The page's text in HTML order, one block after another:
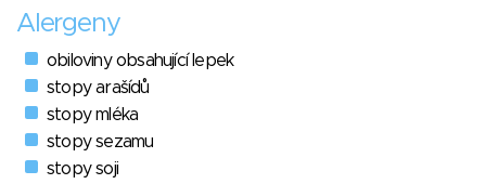
Alergeny
obiloviny obsahující lepek
stopy arašídů
stopy mléka
stopy sezamu
stopy soji